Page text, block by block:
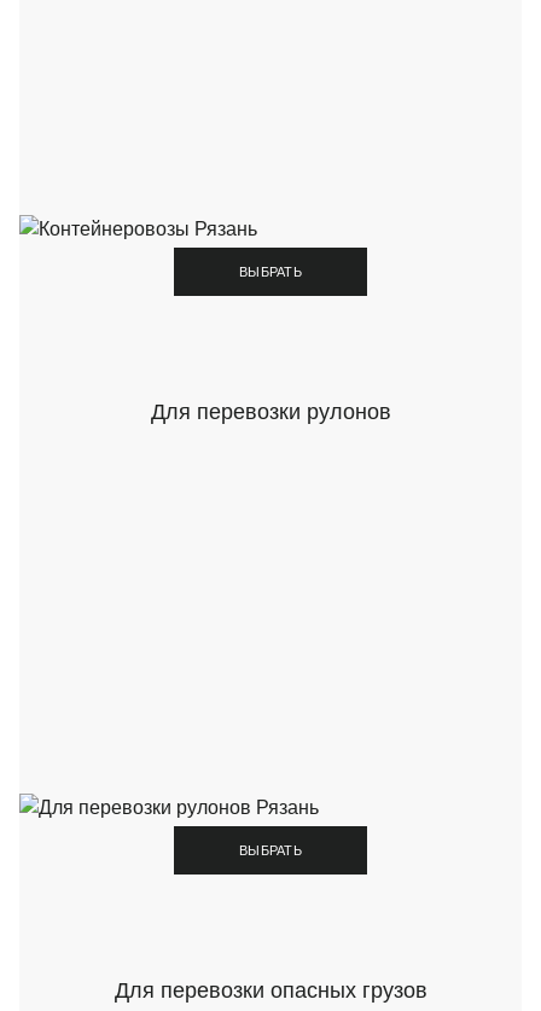
ВЫБРАТЬ
Для перевозки рулонов
ВЫБРАТЬ
Для перевозки опасных грузов